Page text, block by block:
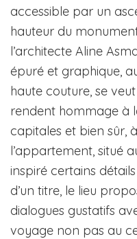
accessible par un
hauteur du
l’architecte Aline
épuré et graphique,
haute couture, se
rendent hommage à
capitales et bien sûr,
l’appartement, situé
inspiré certains
d’un titre, le lieu
dialogues gustatifs
voyage non pas au